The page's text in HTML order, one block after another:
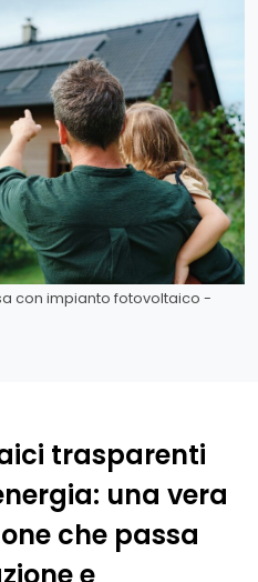
con impianto fotovoltaico -
trasparenti
una vera
che passa
e